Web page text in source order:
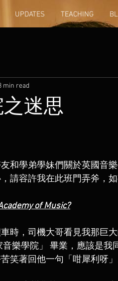
UPDATES TEACHING
迷思
min read
和學弟學妹們關於英國音
請容許我在此班門弄斧，如
of Music?
時，司機大哥看見我那巨
樂學院」 畢業，應該是我
笑著回他一句「咁犀利呀」